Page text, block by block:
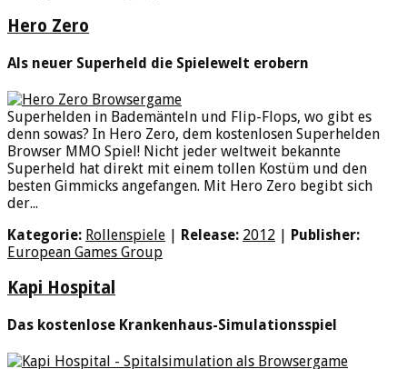
Hero Zero
Als neuer Superheld die Spielewelt erobern
Superhelden in Bademänteln und Flip-Flops, wo gibt es
denn sowas? In Hero Zero, dem kostenlosen Superhelden
Browser MMO Spiel! Nicht jeder weltweit bekannte
Superheld hat direkt mit einem tollen Kostüm und den
besten Gimmicks angefangen. Mit Hero Zero begibt sich
der...
Kategorie: Rollenspiele Release: 2012
Publisher:
European Games Group
Kapi Hospital
Das kostenlose Krankenhaus-Simulationsspiel